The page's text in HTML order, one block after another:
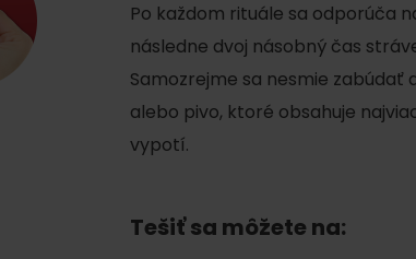
Po každom rituále sa odporúča
následne dvoj násobný čas
Samozrejme sa nesmie
alebo pivo, ktoré obsahuje
vypotí.
Tešiť sa môžete na: